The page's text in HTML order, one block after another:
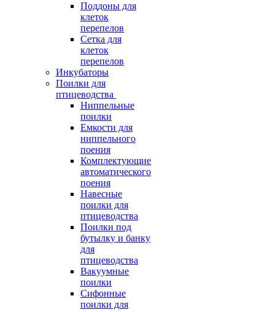
Поддоны для
клеток
перепелов
Сетка для
клеток
перепелов
Инкубаторы
Поилки для
птицеводства
Ниппельные
поилки
Емкости для
ниппельного
поения
Комплектующие
автоматического
поения
Навесные
поилки для
птицеводства
Поилки под
бутылку и банку
для
птицеводства
Вакуумные
поилки
Сифонные
поилки для